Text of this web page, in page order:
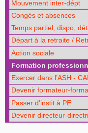
Mouvement inter-dépt
Congés et absences
Temps partiel, dispo,
Départ à la retraite /
Action sociale
Formation
Exercer dans l’ASH -
Devenir formateur-
Passer d’instit à PE
Devenir directeur-